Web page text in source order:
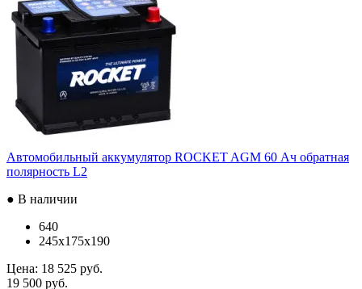
Автомобильный аккумулятор ROCKET AGM 60 Ач обратная
полярность L2
● В наличии
640
245x175x190
Цена: 18 525 руб.
19 500 руб.